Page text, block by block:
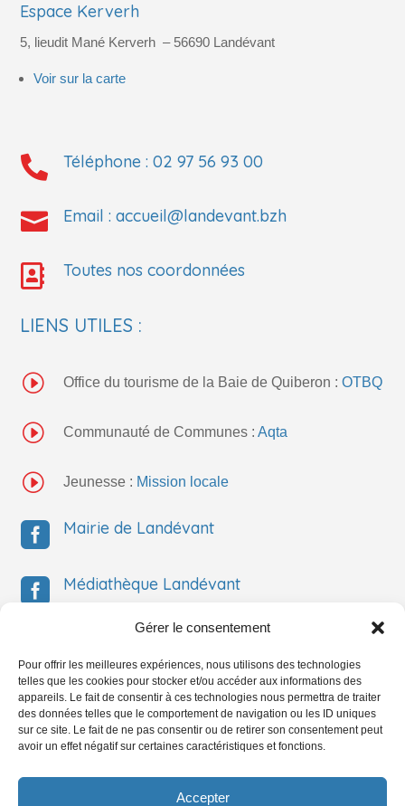
Gérer le consentement
Pour offrir les meilleures expériences, nous utilisons des technologies
telles que les cookies pour stocker et/ou accéder aux informations des
appareils. Le fait de consentir à ces technologies nous permettra de traiter
des données telles que le comportement de navigation ou les ID uniques
sur ce site. Le fait de ne pas consentir ou de retirer son consentement peut
avoir un effet négatif sur certaines caractéristiques et fonctions.
Accepter
Espace Kerverh
5, lieudit Mané Kerverh – 56690 Landévant
Voir sur la carte
 Téléphone : 02 97 56 93 00
 Email : accueil@landevant.bzh
 Toutes nos coordonnées
LIENS UTILES :
I Office du tourisme de la Baie de Quiberon : OTBQ
I Communauté de Communes : Aqta
I Jeunesse : Mission locale
 Mairie de Landévant
 Médiathèque Landévant
 Service Jeunesse
 Service Jeunesse